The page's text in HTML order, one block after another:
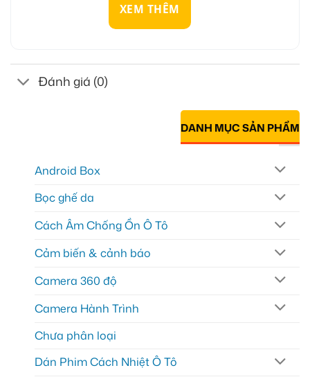
XEM THÊM
Đánh giá (0)
DANH MỤC SẢN PHẨM
Android Box
Bọc ghế da
Cách Âm Chống Ồn Ô Tô
Cảm biến & cảnh báo
Camera 360 độ
Camera Hành Trình
Chưa phân loại
Dán Phim Cách Nhiệt Ô Tô